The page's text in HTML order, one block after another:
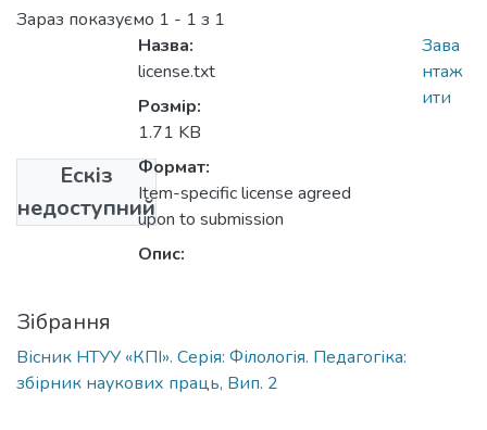
Зараз показуємо 1 - 1 з 1
Ескіз
недоступний
Назва:
license.txt
Розмір:
1.71 KB
Формат:
Item-specific license agreed
upon to submission
Опис:
Зава
нтаж
ити
Зібрання
Вісник НТУУ «КПІ». Серія: Філологія. Педагогіка:
збірник наукових праць, Вип. 2